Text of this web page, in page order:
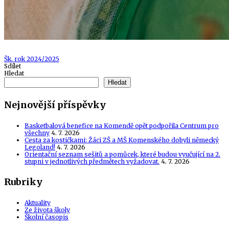
Tags
Šk. rok 2024/2025
Sdílet
Hledat
Hledat
Nejnovější příspěvky
Basketbalová benefice na Komendě opět podpořila Centrum pro
všechny 4. 7. 2026
Cesta za kostičkami: Žáci ZŠ a MŠ Komenského dobyli německý
Legoland! 4. 7. 2026
Orientační seznam sešitů a pomůcek, které budou vyučující na 2.
stupni v jednotlivých předmětech vyžadovat. 4. 7. 2026
Rubriky
Aktuality
Ze života školy
Školní časopis